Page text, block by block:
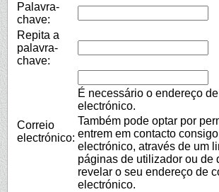
Palavra-
chave:
Repita a
palavra-
chave:
Correio
electrónico:
É necessário o endereço
electrónico.
Também pode optar por
entrem em contacto
electrónico, através de um
páginas de utilizador ou de
revelar o seu endereço de
electrónico.